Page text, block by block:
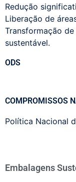
Redução
Liberação de
Transformação
sustentável.
ODS
COMPROMISSOS
Política Nacional
Embalagens